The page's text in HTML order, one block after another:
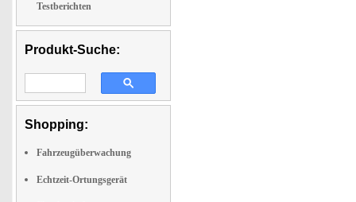
Testberichten
Produkt-Suche:
Shopping:
Fahrzeugüberwachung
Echtzeit-Ortungsgerät